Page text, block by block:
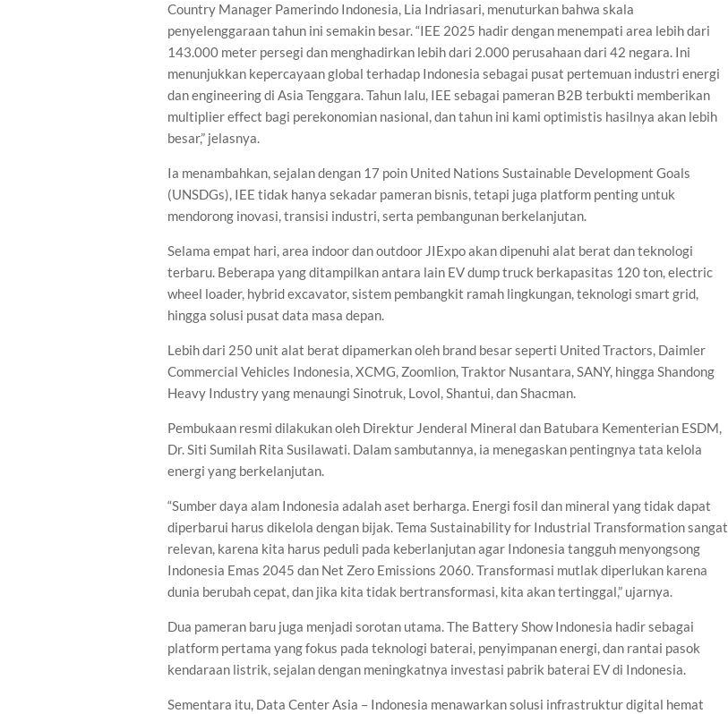
Country Manager Pamerindo Indonesia, Lia Indriasari, menuturkan bahwa skala
penyelenggaraan tahun ini semakin besar. “IEE 2025 hadir dengan menempati area lebih dari
143.000 meter persegi dan menghadirkan lebih dari 2.000 perusahaan dari 42 negara. Ini
menunjukkan kepercayaan global terhadap Indonesia sebagai pusat pertemuan industri energi
dan engineering di Asia Tenggara. Tahun lalu, IEE sebagai pameran B2B terbukti memberikan
multiplier effect bagi perekonomian nasional, dan tahun ini kami optimistis hasilnya akan lebih
besar,” jelasnya.
Ia menambahkan, sejalan dengan 17 poin United Nations Sustainable Development Goals
(UNSDGs), IEE tidak hanya sekadar pameran bisnis, tetapi juga platform penting untuk
mendorong inovasi, transisi industri, serta pembangunan berkelanjutan.
Selama empat hari, area indoor dan outdoor JIExpo akan dipenuhi alat berat dan teknologi
terbaru. Beberapa yang ditampilkan antara lain EV dump truck berkapasitas 120 ton, electric
wheel loader, hybrid excavator, sistem pembangkit ramah lingkungan, teknologi smart grid,
hingga solusi pusat data masa depan.
Lebih dari 250 unit alat berat dipamerkan oleh brand besar seperti United Tractors, Daimler
Commercial Vehicles Indonesia, XCMG, Zoomlion, Traktor Nusantara, SANY, hingga Shandong
Heavy Industry yang menaungi Sinotruk, Lovol, Shantui, dan Shacman.
Pembukaan resmi dilakukan oleh Direktur Jenderal Mineral dan Batubara Kementerian ESDM,
Dr. Siti Sumilah Rita Susilawati. Dalam sambutannya, ia menegaskan pentingnya tata kelola
energi yang berkelanjutan.
“Sumber daya alam Indonesia adalah aset berharga. Energi fosil dan mineral yang tidak dapat
diperbarui harus dikelola dengan bijak. Tema Sustainability for Industrial Transformation sangat
relevan, karena kita harus peduli pada keberlanjutan agar Indonesia tangguh menyongsong
Indonesia Emas 2045 dan Net Zero Emissions 2060. Transformasi mutlak diperlukan karena
dunia berubah cepat, dan jika kita tidak bertransformasi, kita akan tertinggal,” ujarnya.
Dua pameran baru juga menjadi sorotan utama. The Battery Show Indonesia hadir sebagai
platform pertama yang fokus pada teknologi baterai, penyimpanan energi, dan rantai pasok
kendaraan listrik, sejalan dengan meningkatnya investasi pabrik baterai EV di Indonesia.
Sementara itu, Data Center Asia – Indonesia menawarkan solusi infrastruktur digital hemat